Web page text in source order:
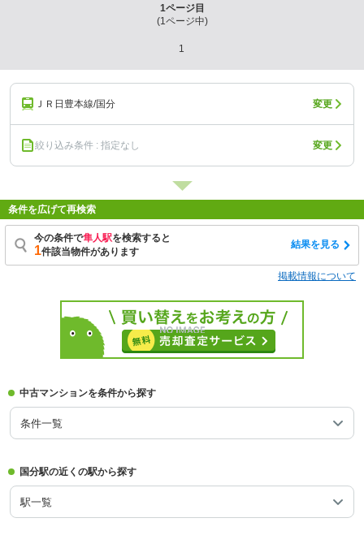
1ページ目
(1ページ中)
1
ＪＲ日豊本線/国分 変更
絞り込み条件 : 指定なし 変更
条件を広げて再検索
今の条件で隼人駅を検索すると
1件該当物件があります
結果を見る
掲載情報について
中古マンションを条件から探す
条件一覧
国分駅の近くの駅から探す
駅一覧